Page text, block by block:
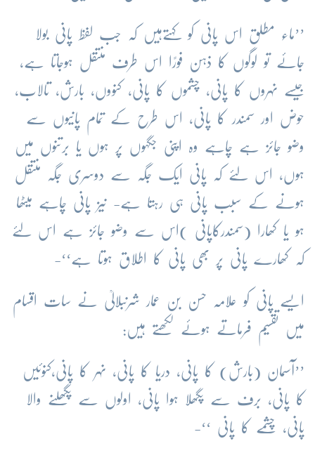
’’ماء مطلق اس پانی کو کہتےہیں کہ جب لفظ پانی بولا
جائے تو لوگوں کا ذہن فورًا اس طرف منتقل ہوجاتا ہے،
جیسے نہروں کا پانی، چشموں کا پانی، کنووں، بارش، تالاب،
حوض اور سمندر کا پانی، اس طرح کے تمام پانیوں سے
وضو جائز ہے چاہے وہ اپنی جگہوں پر ہوں یا برتنوں میں
ہوں، اس لئے کہ پانی ایک جگہ سے دوسری جگہ منتقل
ہونے کے سبب پانی ہی رہتا ہے- نیز پانی چاہے میٹھا
ہو یا کھارا (سمندرکاپانی )اس سے وضو جائز ہے اس لئے
کہ کھارے پانی پر بھی پانی کا اطلاق ہوتا ہے‘‘-
ایسے پانی کو علامہ حسن بن عمار شرنبلالیؒ نے سات اقسام
میں تقسیم فرماتے ہوئے لکھتے ہیں:
’’آسمان (بارش) کا پانی، دریا کا پانی، نہر کا پانی،کنوئیں
کا پانی، برف سے پگھلا ہوا پانی، اولوں سے پگھلنے والا
پانی، چشمے کا پانی ‘‘-